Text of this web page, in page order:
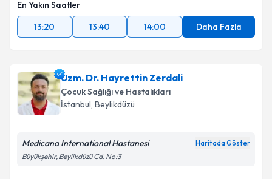
En Yakın Saatler
13:20
13:40 14:00 Daha Fazla
Uzm. Dr. Hayrettin Zerdali
Çocuk Sağlığı ve Hastalıkları
İstanbul, Beylikdüzü
Medicana International Hastanesi Haritada Göster
Büyükşehir, Beylikdüzü Cd. No:3